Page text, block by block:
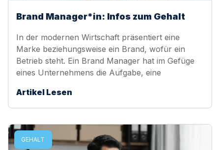
Brand Manager*in: Infos zum Gehalt
In der modernen Wirtschaft präsentiert eine
Marke beziehungsweise ein Brand, wofür ein
Betrieb steht. Ein Brand Manager hat im Gefüge
eines Unternehmens die Aufgabe, eine
Artikel Lesen
GEHALT